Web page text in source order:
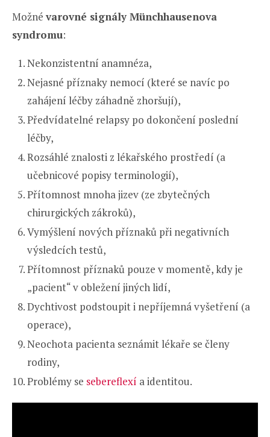
Možné varovné signály Münchhausenova
syndromu:
Nekonzistentní anamnéza,
Nejasné příznaky nemocí (které se navíc po
zahájení léčby záhadně zhoršují),
Předvídatelné relapsy po dokončení poslední
léčby,
Rozsáhlé znalosti z lékařského prostředí (a
učebnicové popisy terminologií),
Přítomnost mnoha jizev (ze zbytečných
chirurgických zákroků),
Vymýšlení nových příznaků při negativních
výsledcích testů,
Přítomnost příznaků pouze v momentě, kdy je
„pacient“ v obležení jiných lidí,
Dychtivost podstoupit i nepříjemná vyšetření (a
operace),
Neochota pacienta seznámit lékaře se členy
rodiny,
Problémy se sebereflexí a identitou.